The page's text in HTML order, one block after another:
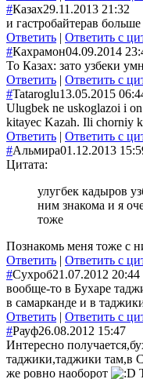
#Казах29.11.2013 21:32
и гастробайтерав
Ответить | Ответить с
#Кахрамон04.09.2014
To Казах: зато узбеки
Ответить | Ответить с
#Tataroglu13.05.2015
Ulugbek ne uskoglazoi i
kitayec Kazah. Ili chorniy
Ответить | Ответить с
#Альмира01.12.2013
Цитата:
улугбек кадыров
ним знакома и я
тоже
Познакомь меня тоже с
Ответить | Ответить с
#Сухроб21.07.2012 20:44
вообще-то в Бухаре
в самарканде и в
Ответить | Ответить с
#Рауф26.08.2012 15:47
Интересно
таджики,таджики там,в
же ровно наоборот